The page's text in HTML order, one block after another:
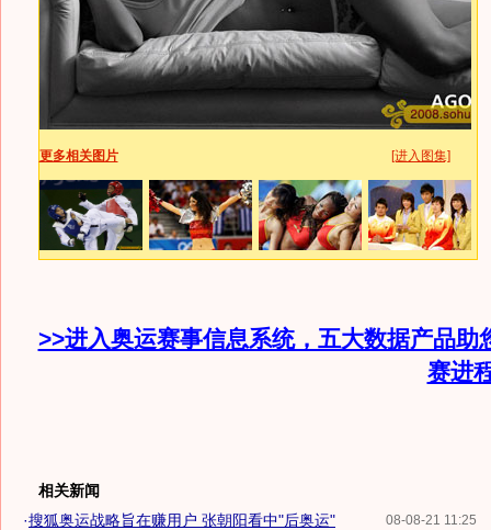
更多相关图片 [进入图集]
>>进入奥运赛事信息系统，五大数据产品助
赛进
相关新闻
08-08-21 11:25
·搜狐奥运战略旨在赚用户 张朝阳看中"后奥运"